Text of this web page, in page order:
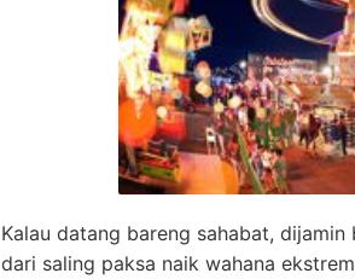
Kalau datang bareng sahabat,
dari saling paksa naik wahana